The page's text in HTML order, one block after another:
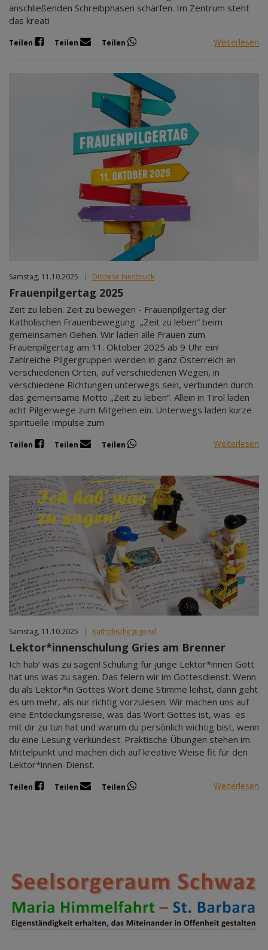
anschließenden Schreibphasen schärfen. Im Zentrum steht
das kreati
Teilen Teilen Teilen Weiterlesen
Samstag, 11.10.2025 | Diözese Innsbruck
Frauenpilgertag 2025
Zeit zu leben. Zeit zu bewegen - Frauenpilgertag der
Katholischen Frauenbewegung „Zeit zu leben“ beim
gemeinsamen Gehen. Wir laden alle Frauen zum
Frauenpilgertag am 11. Oktober 2025 ab 9 Uhr ein!
Zahlreiche Pilgergruppen werden in ganz Österreich an
verschiedenen Orten, auf verschiedenen Wegen, in
verschiedene Richtungen unterwegs sein, verbunden durch
das gemeinsame Motto „Zeit zu leben“. Allein in Tirol laden
acht Pilgerwege zum Mitgehen ein. Unterwegs laden kurze
spirituelle Impulse zum
Teilen Teilen Teilen Weiterlesen
Samstag, 11.10.2025 | Katholische Jugend
Lektor*innenschulung Gries am Brenner
Ich hab‘ was zu sagen! Schulung für junge Lektor*innen Gott
hat uns was zu sagen. Das feiern wir im Gottesdienst. Wenn
du als Lektor*in Gottes Wort deine Stimme leihst, dann geht
es um mehr, als nur richtig vorzulesen. Wir machen uns auf
eine Entdeckungsreise, was das Wort Gottes ist, was es
mit dir zu tun hat und warum du persönlich wichtig bist, wenn
du eine Lesung verkündest. Praktische Übungen stehen im
Mittelpunkt und machen dich auf kreative Weise fit für den
Lektor*innen-Dienst.
Teilen Teilen Teilen Weiterlesen